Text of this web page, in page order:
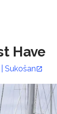
Have
Sukošan